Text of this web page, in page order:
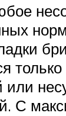
или
С